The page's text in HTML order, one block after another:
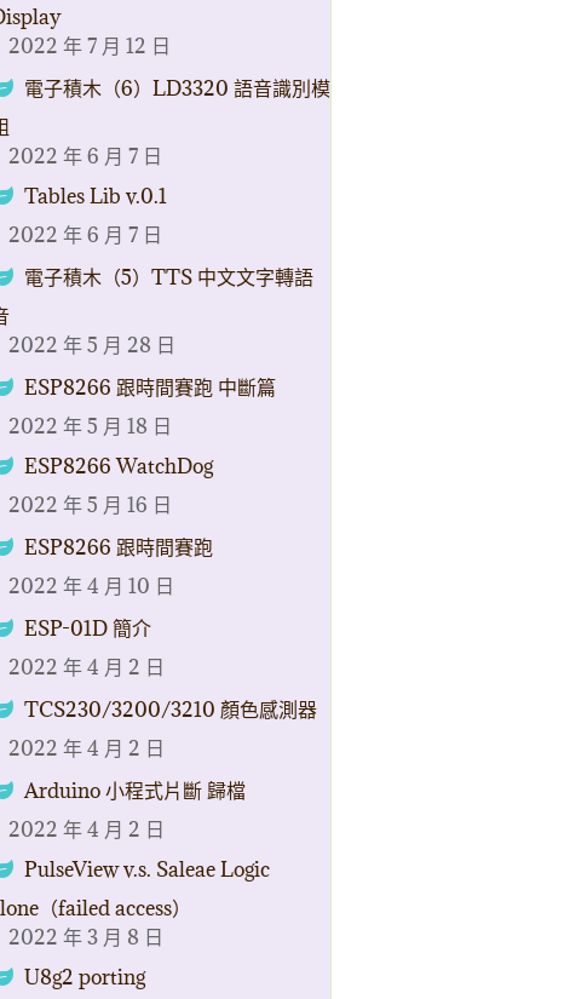
2022 年 7 月 12 日
電子積木（6）LD3320 語音識別模
2022 年 6 月 7 日
Tables Lib v.0.1
2022 年 6 月 7 日
電子積木（5）TTS 中文文字轉語
2022 年 5 月 28 日
ESP8266 跟時間賽跑 中斷篇
2022 年 5 月 18 日
ESP8266 WatchDog
2022 年 5 月 16 日
ESP8266 跟時間賽跑
2022 年 4 月 10 日
ESP-01D 簡介
2022 年 4 月 2 日
TCS230/3200/3210 顏色感測器
2022 年 4 月 2 日
Arduino 小程式片斷 歸檔
2022 年 4 月 2 日
PulseView v.s. Saleae Logic
（failed access）
2022 年 3 月 8 日
U8g2 porting